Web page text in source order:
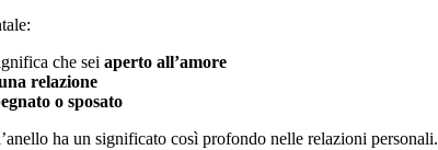
che sei aperto all’amore
relazione
o sposato
ha un significato così profondo nelle relazioni personali.